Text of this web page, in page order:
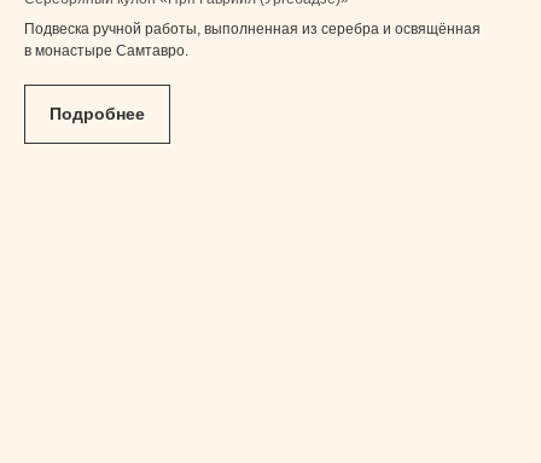
Подвеска ручной работы, выполненная из серебра и освящённая
в монастыре Самтавро.
Подробнее